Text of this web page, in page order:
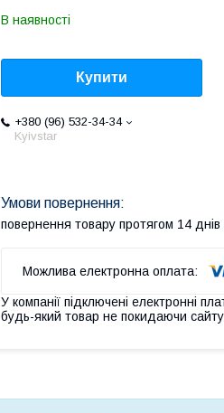
В наявності
Купити
+380 (96) 532-34-34
Kyivstar
повернення товару протягом 14 днів
У компанії підключені електронні
будь-який товар не покидаючи